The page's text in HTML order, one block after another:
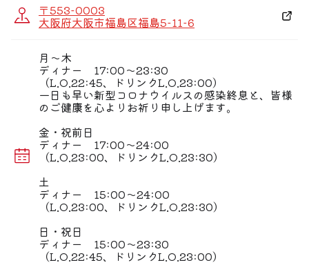
■個室あり◎
2Ｆは2名様〜OKのゆったり個室をご用意。
■デリバリーも22時半まで展開中！
「海鮮マグロ食堂 家呑みスイッチ」で検索♪♪
〒553-0003
大阪府大阪市福島区福島5-11-6
月〜木
ディナー 17:00〜23:30
（L.O.22:45、ドリンクL.O.23:00）
一日も早い新型コロナウイルスの感染終息と、皆様
のご健康を心よりお祈り申し上げます。
金・祝前日
ディナー 17:00〜24:00
（L.O.23:00、ドリンクL.O.23:30）
土
ディナー 15:00〜24:00
（L.O.23:00、ドリンクL.O.23:30）
日・祝日
ディナー 15:00〜23:30
（L.O.22:45、ドリンクL.O.23:00）